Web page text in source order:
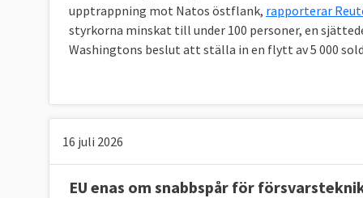
5. Vad är EU:s militära stab?
6. Hur styrs EU:s militära missioner?
upptrappning mot Natos östflank, rapporterar
styrkorna minskat till under 100 personer, en
Washingtons beslut att ställa in en flytt av 5 000
16 juli 2026
EU enas om snabbspår för